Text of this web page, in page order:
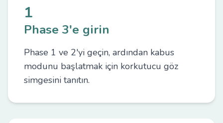
1
Phase 3'e girin
Phase 1 ve 2'yi geçin, ardından kabus
modunu başlatmak için korkutucu göz
simgesini tanıtın.